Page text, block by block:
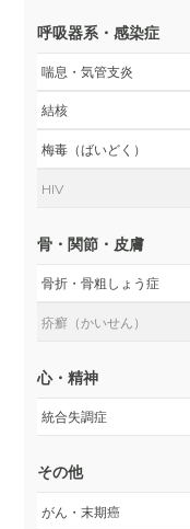
呼吸器系・感染症
喘息・気管支炎
結核
梅毒（ばいどく）
HIV
骨・関節・皮膚
骨折・骨粗しょう症
疥癬（かいせん）
心・精神
統合失調症
その他
がん・末期癌